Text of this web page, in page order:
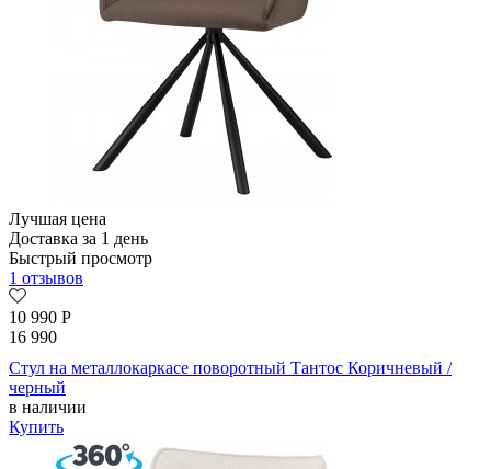
Лучшая цена
Доставка за 1 день
Быстрый просмотр
1 отзывов
10 990 Р
16 990
Стул на металлокаркасе поворотный Тантос Коричневый /
черный
в наличии
Купить